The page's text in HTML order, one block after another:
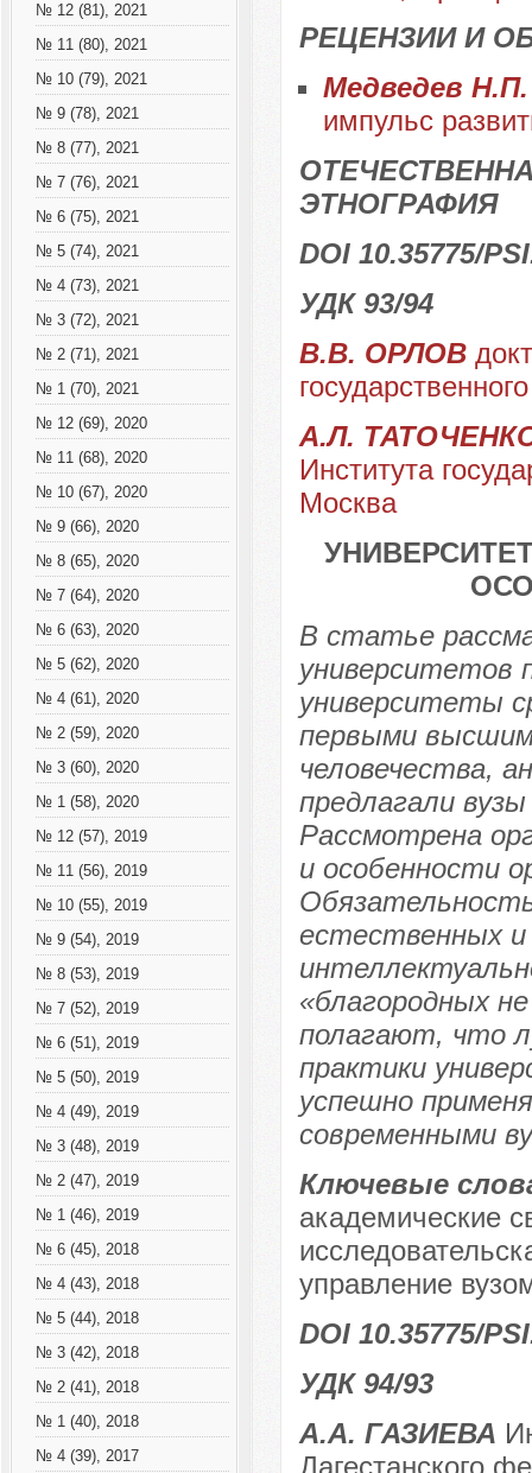
№ 12 (81), 2021
№ 11 (80), 2021
№ 10 (79), 2021
№ 9 (78), 2021
№ 8 (77), 2021
№ 7 (76), 2021
№ 6 (75), 2021
№ 5 (74), 2021
№ 4 (73), 2021
№ 3 (72), 2021
№ 2 (71), 2021
№ 1 (70), 2021
№ 12 (69), 2020
№ 11 (68), 2020
№ 10 (67), 2020
№ 9 (66), 2020
№ 8 (65), 2020
№ 7 (64), 2020
№ 6 (63), 2020
№ 5 (62), 2020
№ 4 (61), 2020
№ 2 (59), 2020
№ 3 (60), 2020
№ 1 (58), 2020
№ 12 (57), 2019
№ 11 (56), 2019
№ 10 (55), 2019
№ 9 (54), 2019
№ 8 (53), 2019
№ 7 (52), 2019
№ 6 (51), 2019
№ 5 (50), 2019
№ 4 (49), 2019
№ 3 (48), 2019
№ 2 (47), 2019
№ 1 (46), 2019
№ 6 (45), 2018
№ 4 (43), 2018
№ 5 (44), 2018
№ 3 (42), 2018
№ 2 (41), 2018
№ 1 (40), 2018
№ 4 (39), 2017
РЕЦЕНЗИИ И
Медведев
импульс
ЭТНОГРАФИЯ
DOI 10.35775/
УДК 93/94
В.В. ОРЛОВ
А.Л.
Института
Москва
В статье
университетов
университеты
первыми
человечества,
предлагали
Рассмотрена
и особенности
естественных
«благородных
полагают, что
практики
успешно
современными
Ключевые
академические
управление
DOI 10.35775/
УДК 94/93
А.А. ГАЗИЕВА